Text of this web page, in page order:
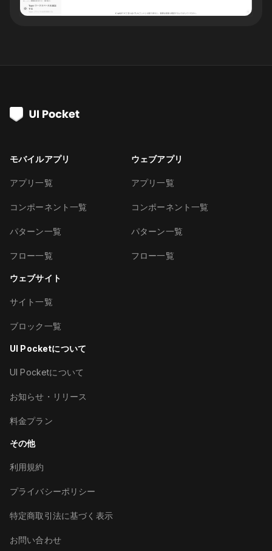
モバイルアプリ
アプリ一覧
コンポーネント一覧
パターン一覧
フロー一覧
ウェブアプリ
アプリ一覧
コンポーネント一覧
パターン一覧
フロー一覧
ウェブサイト
サイト一覧
ブロック一覧
UI Pocketについて
UI Pocketについて
お知らせ・リリース
料金プラン
その他
利用規約
プライバシーポリシー
特定商取引法に基づく表示
お問い合わせ